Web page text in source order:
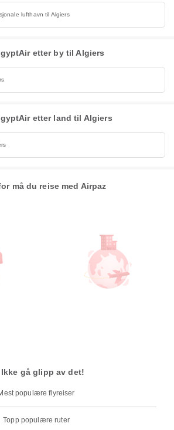
lufthavn til Algiers
etter by til Algiers
etter land til Algiers
må du reise med Airpaz
Ikke gå glipp av det!
populære flyreiser
Topp populære ruter